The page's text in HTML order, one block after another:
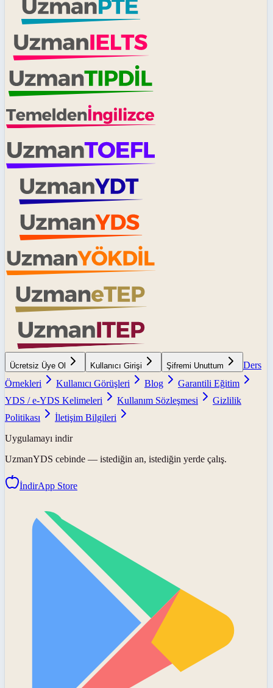
Ücretsiz Üye Ol Kullanıcı Girişi Şifremi Unuttum
Ders
Örnekleri
Kullanıcı Görüşleri Blog
Garantili Eğitim
YDS / e-YDS Kelimeleri
Kullanım Sözleşmesi
Gizlilik
Politikası
İletişim Bilgileri
Uygulamayı indir
UzmanYDS cebinde — istediğin an, istediğin yerde çalış.
İndirApp Store